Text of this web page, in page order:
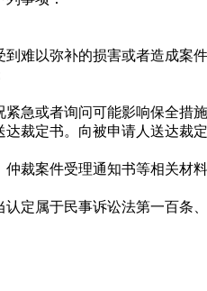
以弥补的损害或者造成案件
或者询问可能影响保全措施
定书。向被申请人送达裁
案件受理通知书等相关材
属于民事诉讼法第一百条、